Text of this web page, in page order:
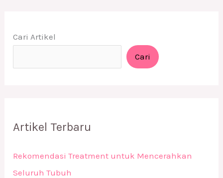
Cari Artikel
Cari
Artikel Terbaru
Rekomendasi Treatment untuk Mencerahkan
Seluruh Tubuh